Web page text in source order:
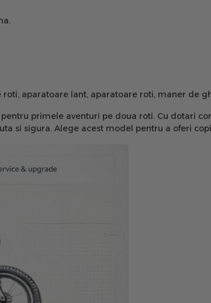
aparatoare lant, aparatoare roti, maner de
primele aventuri pe doua roti. Cu dotari
si sigura. Alege acest model pentru a oferi